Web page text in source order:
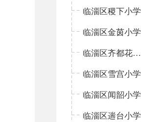
临淄区稷下小学
临淄区金茵小学
临淄区齐都花园小学
临淄区雪宫小学
临淄区闻韶小学
临淄区遄台小学